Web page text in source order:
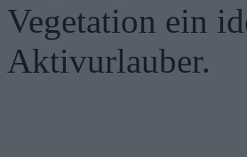
Vegetation ein
Aktivurlauber.